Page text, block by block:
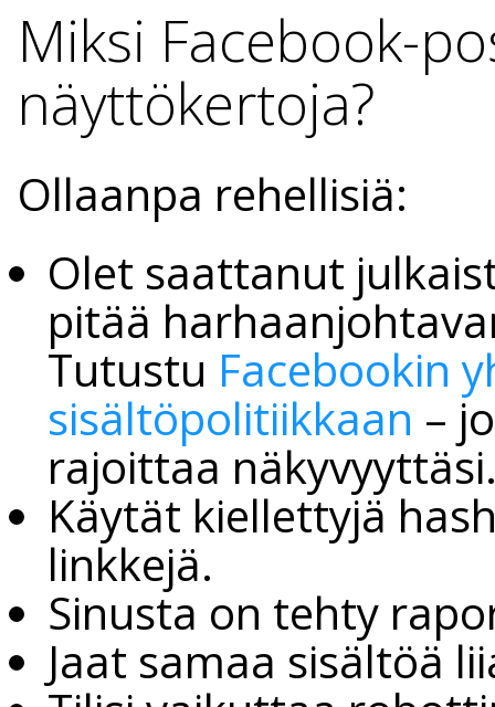
Miksi Facebook-
näyttökertoja?
Ollaanpa rehellisiä:
Olet saattanut
pitää
Tutustu Facebookin
sisältöpolitiikkaan –
rajoittaa
Käytät kiellettyjä
linkkejä.
Sinusta on tehty
Jaat samaa sisältöä